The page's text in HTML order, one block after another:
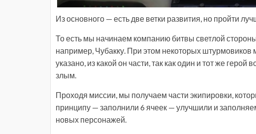
Из основного — есть две ветки развития, но пройти
То есть мы начинаем компанию битвы светлой
например, Чубакку. При этом некоторых
указано, из какой он части, так как один и тот же
злым.
Проходя миссии, мы получаем части экипировки,
принципу — заполнили 6 ячеек — улучшили и
новых персонажей.